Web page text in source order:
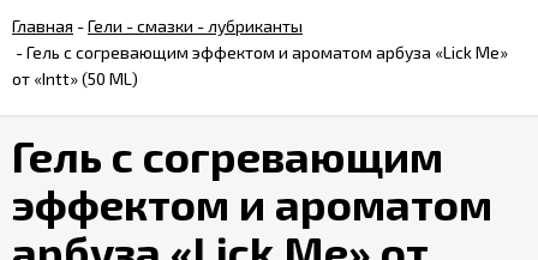
⚡
Рассрочка
%
CashBack
%
Главная -Гели - смазки - лубриканты
-Гель с согревающим эффектом и ароматом арбуза «Lick Me»
от «Intt» (50 ML)
Гель с согревающим
эффектом и ароматом